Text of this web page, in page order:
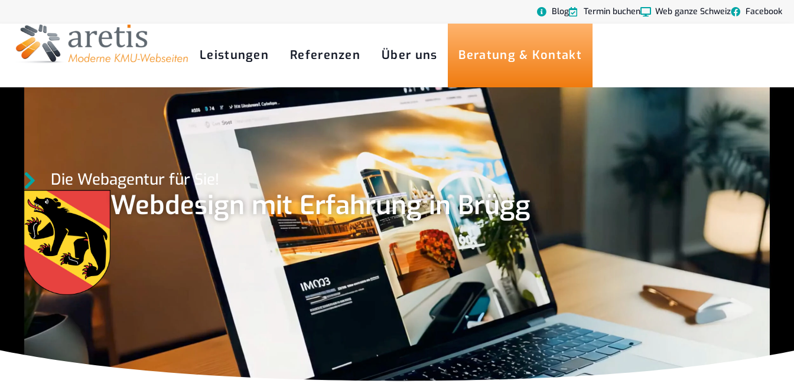
Blog Termin buchen Web ganze Schweiz Facebook
Leistungen Referenzen Über uns Beratung & Kontakt
Die Webagentur für Sie!
Webdesign mit Erfahrung in Brügg